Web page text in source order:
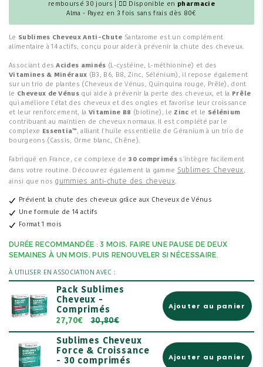
remboursé 30 jours | 👩‍⚕️ Disponible en pharmacie
Alma - Payez en 3 fois sans frais dès 80€
Le Sublimes Cheveux Anti-Chute Santarome est un complément
alimentaire à 14 actifs, conçu pour aider à prévenir la chute des cheveux.
Associant desAcides aminés (L-cystéine, L-méthionine) et des
Vitamines & Minéraux (B3, B6, B8, Zinc, Sélénium), il repose également
sur un trio de plantes (Cheveux de Vénus, Quinquina rouge, Prêle), dont
le Cheveux de Vénus qui aide à prévenir la perte des cheveux, et la Prêle
qui améliore l'état des cheveux et des ongles et favorise leur croissance
et leur renforcement, laVitamine B8 (biotine), leZinc et le Sélénium
contribuant au maintien de cheveux normaux. Il est complété par le
complexe
Essentia™, alliant l'huile essentielle de Géranium à un trio de
bourgeons (Cassis, Orme blanc, Chêne).
Fabriqué en France, ce complexe de 30 comprimés s'intègre facilement
dans votre routine. Découvrez également la gamme Sublimes Cheveux,
ainsi que nos gummies anti-chute des cheveux.
Prévient la chute des cheveux grâce aux Cheveux de Vénus
Une formule de 14 actifs
Format 1 mois
DURÉE RECOMMANDÉE : 3 MOIS, FAIRE UNE PAUSE DE DEUX
SEMAINES À UN MOIS, PUIS RENOUVELER SI NÉCESSAIRE.
À UTILISER EN ASSOCIATION AVEC :
Pack Sublimes
Cheveux -
Comprimés
27,70€ 30,80€
Ajouter au panier
Sublimes Cheveux
Force & Croissance
- 30 comprimés
Ajouter au panier